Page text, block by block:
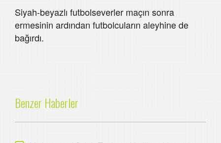
Siyah-beyazlı futbolseverler maçın sonra
ermesinin ardından futbolcuların aleyhine de
bağırdı.
Benzer Haberler